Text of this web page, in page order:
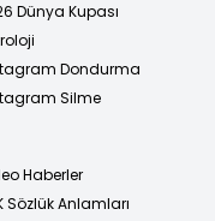
Dünya Kupası
Dondurma
Silme
Haberler
Sözlük Anlamları